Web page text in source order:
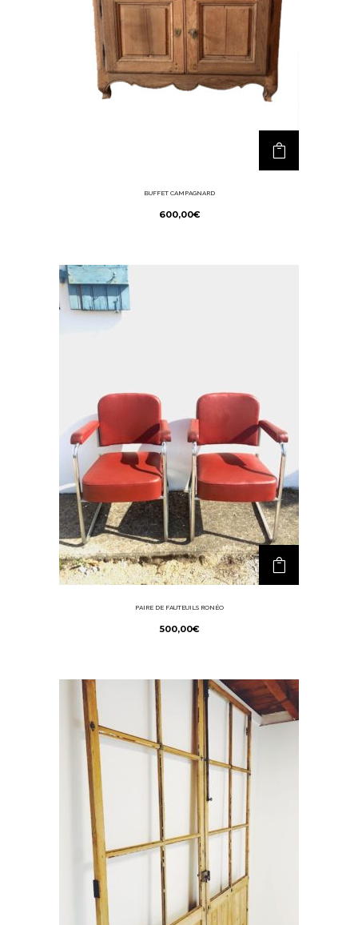
BUFFET CAMPAGNARD
600,00€
PAIRE DE FAUTEUILS RONÉO
500,00€